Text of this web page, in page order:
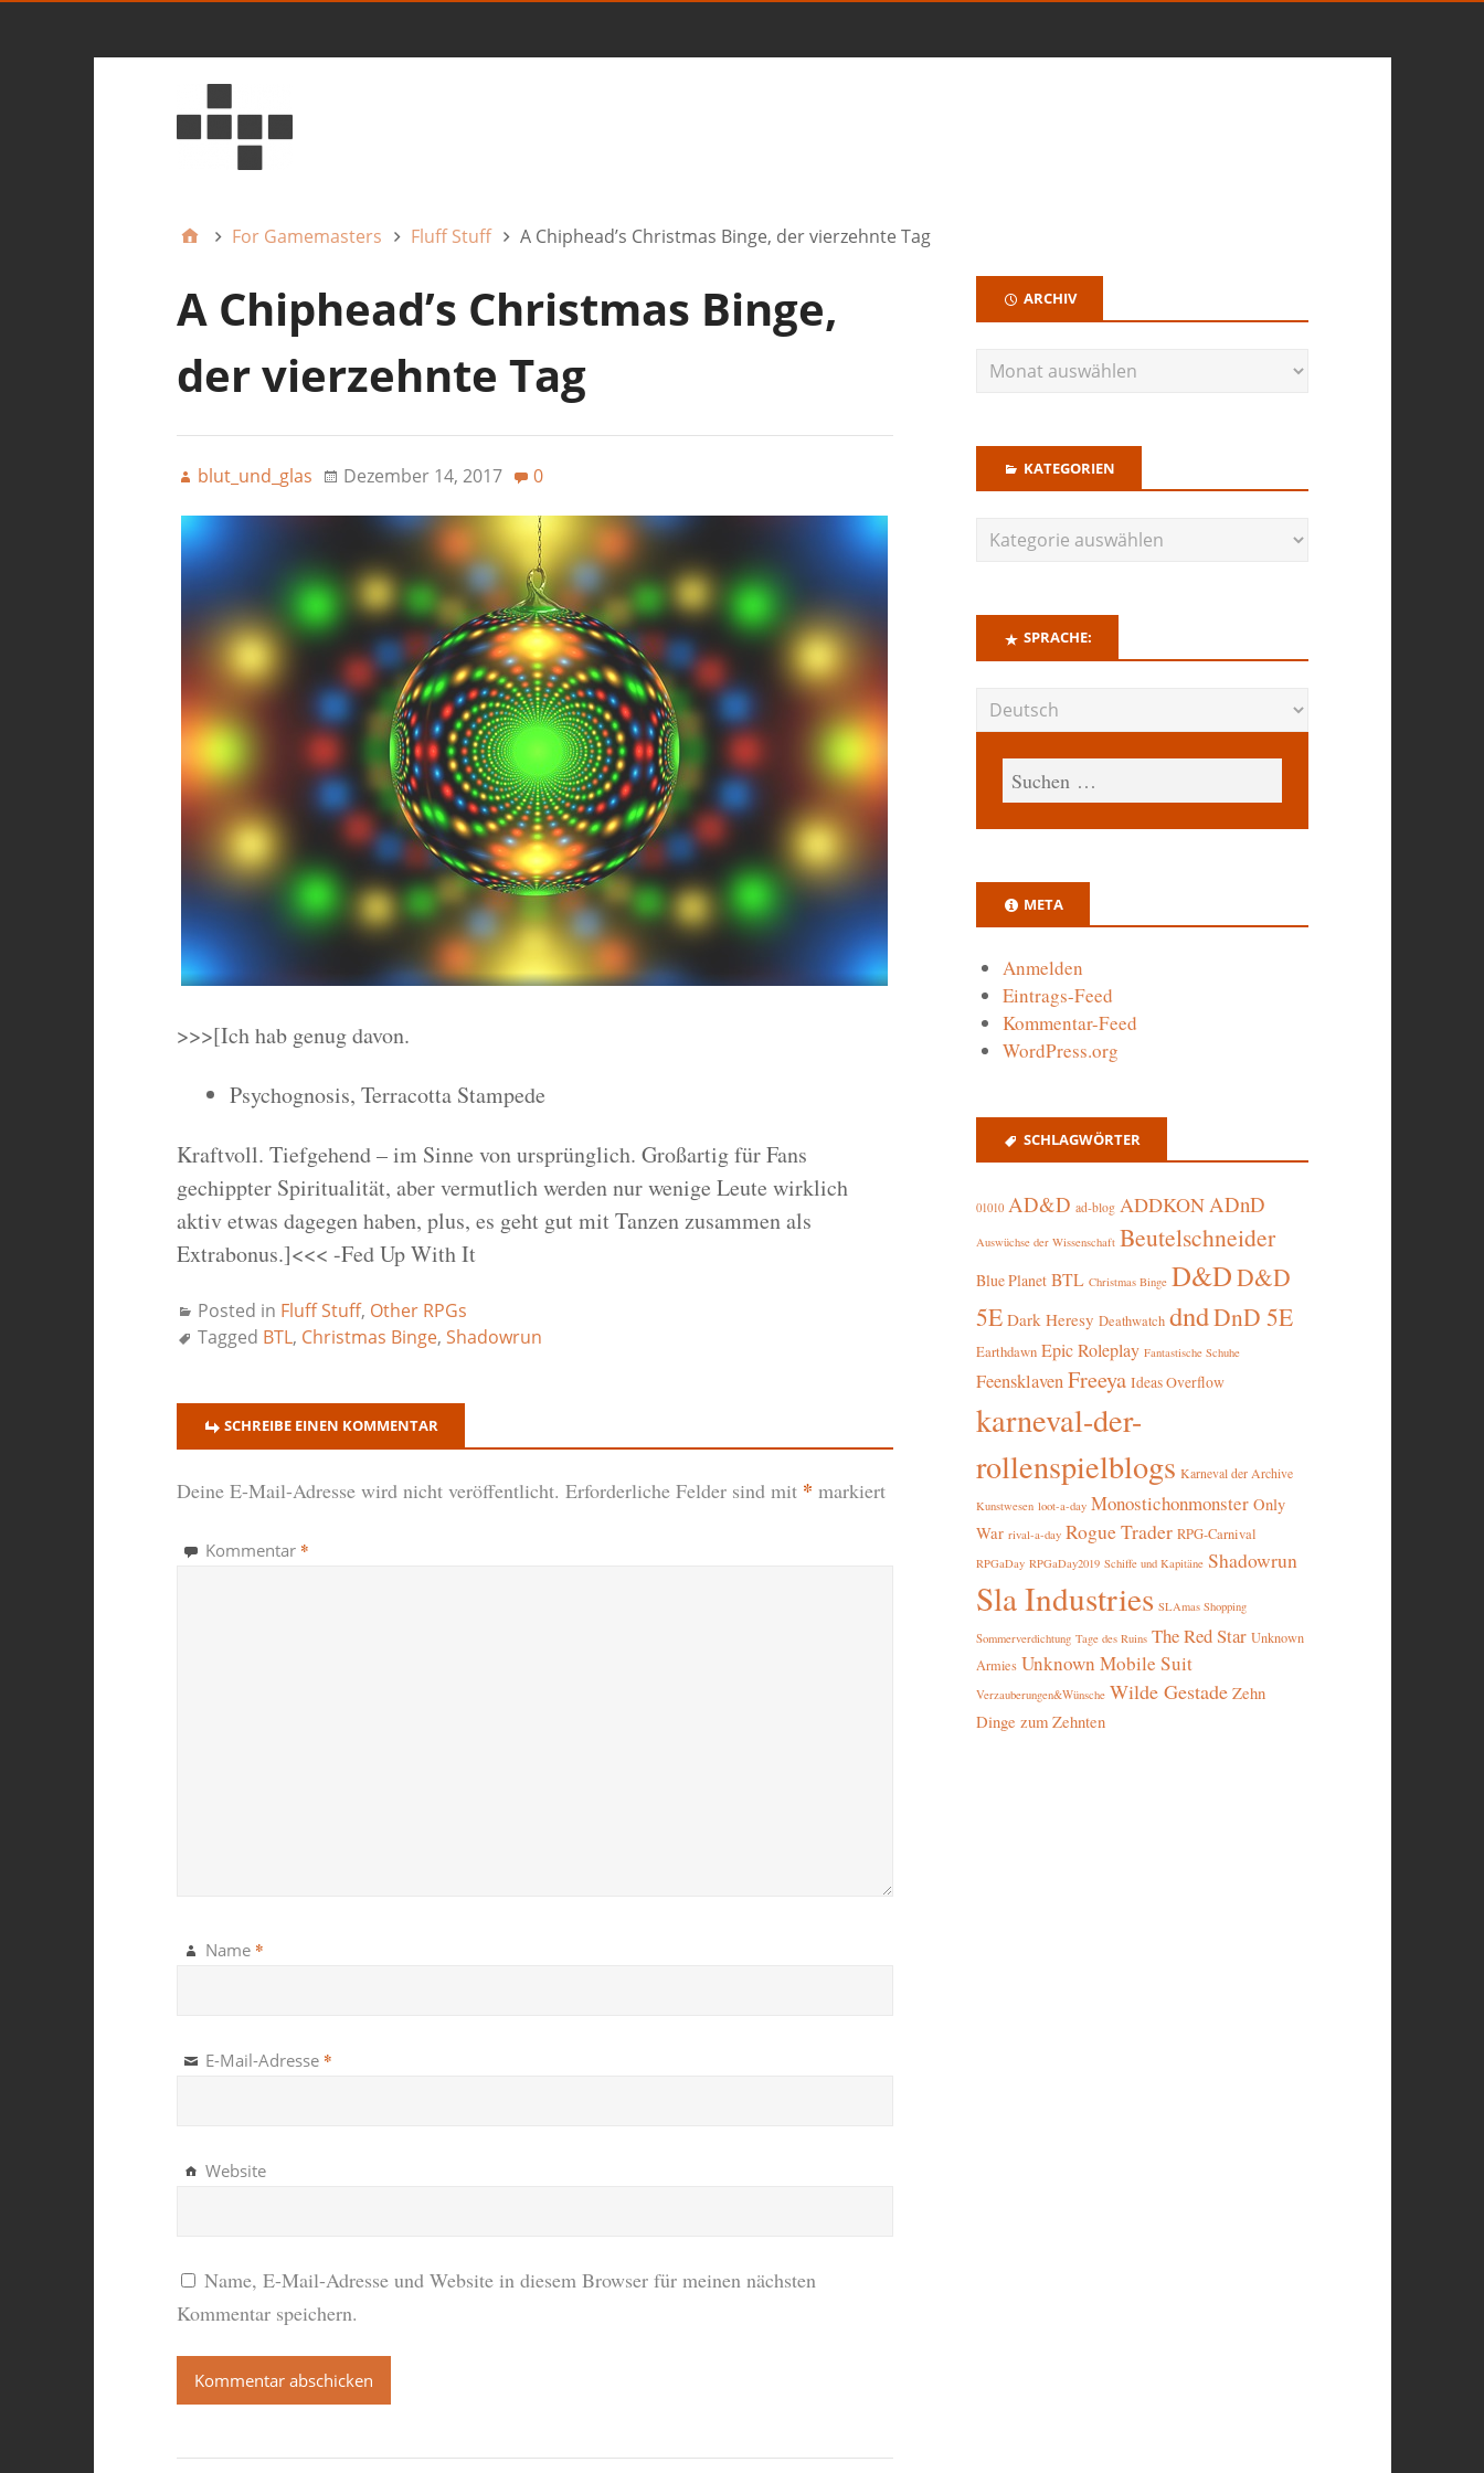
For Gamemasters Fluff Stuff A Chiphead’s Christmas Binge, der vierzehnte Tag
A Chiphead’s Christmas Binge,
der vierzehnte Tag
blut_und_glas Dezember 14, 2017 0
>>>[Ich hab genug davon.
Psychognosis, Terracotta Stampede
Kraftvoll. Tiefgehend – im Sinne von ursprünglich. Großartig für Fans
gechippter Spiritualität, aber vermutlich werden nur wenige Leute wirklich
aktiv etwas dagegen haben, plus, es geht gut mit Tanzen zusammen als
Extrabonus.]<<< -Fed Up With It
Posted in Fluff Stuff, Other RPGs
Tagged BTL, Christmas Binge, Shadowrun
SCHREIBE EINEN KOMMENTAR
Deine E-Mail-Adresse wird nicht veröffentlicht. Erforderliche Felder sind mit * markiert
Kommentar *
Name *
E-Mail-Adresse *
Website
Name, E-Mail-Adresse und Website in diesem Browser für meinen nächsten
Kommentar speichern.
ARCHIV
KATEGORIEN
SPRACHE:
META
Anmelden
Eintrags-Feed
Kommentar-Feed
WordPress.org
SCHLAGWÖRTER
01010 AD&D ad-blog ADDKONADnD
Auswüchse der Wissenschaft Beutelschneider
Blue Planet BTL Christmas Binge D&DD&D
5E Dark Heresy Deathwatch dndDnD 5E
Earthdawn Epic Roleplay Fantastische Schuhe
Feensklaven Freeya Ideas Overflow
karneval-der-
rollenspielblogs Karneval der Archive
Kunstwesen loot-a-day Monostichonmonster Only
War rival-a-day Rogue Trader RPG-Carnival
RPGaDay RPGaDay2019 Schiffe und Kapitäne Shadowrun
Sla Industries SLAmas Shopping
Sommerverdichtung Tage des Ruins The Red Star Unknown
Armies Unknown Mobile Suit
Verzauberungen&Wünsche Wilde Gestade Zehn
Dinge zum Zehnten